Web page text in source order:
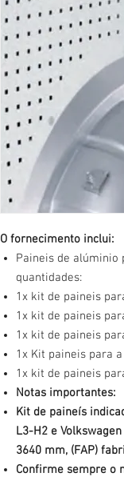
O fornecimento inclui:
Paineis de alúminio
quantidades:
1x kit de paineis
1x kit de paineis
1x kit de paineis
1x Kit paineis para
1x kit de paineis
Notas importantes:
Kit de paineís
L3-H2 e
3640 mm, (FAP)
Confirme sempre o